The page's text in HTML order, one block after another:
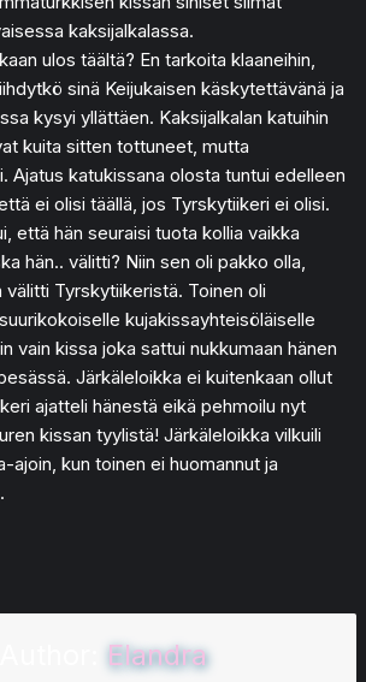
kaksijalkalassa.
ulos täältä? En tarkoita klaaneihin,
sinä Keijukaisen käskytettävänä ja
kysyi yllättäen. Kaksijalkalan katuihin
kuita sitten tottuneet, mutta
Ajatus katukissana olosta tuntui edelleen
ei olisi täällä, jos Tyrskytiikeri ei olisi.
että hän seuraisi tuota kollia vaikka
hän.. välitti? Niin sen oli pakko olla,
Tyrskytiikeristä. Toinen oli
kujakissayhteisöläiselle
vain kissa joka sattui nukkumaan hänen
Järkäleloikka ei kuitenkaan ollut
ajatteli hänestä eikä pehmoilu nyt
kissan tyylistä! Järkäleloikka vilkuili
ajoin, kun toinen ei huomannut ja
Elandra